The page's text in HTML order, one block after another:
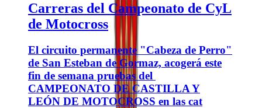
Carreras del Campeonato de CyL
de Motocross
El circuito permanente "Cabeza de Perro"
de San Esteban de Gormaz, acogerá este
fin de semana pruebas del
CAMPEONATO DE CASTILLA Y
LEÓN DE MOTOCROSS en las cat